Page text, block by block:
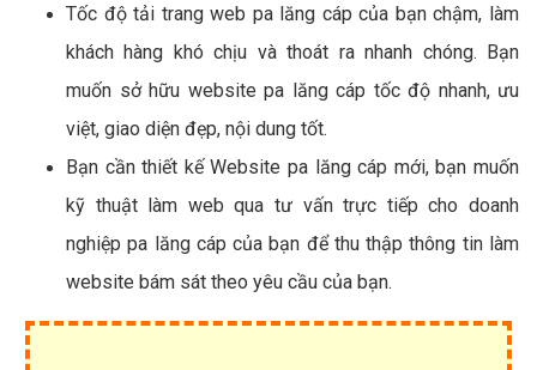
Tốc độ tải trang web pa lăng cáp của bạn chậm, làm
khách hàng khó chịu và thoát ra nhanh chóng. Bạn
muốn sở hữu website pa lăng cáp tốc độ nhanh, ưu
việt, giao diện đẹp, nội dung tốt.
Bạn cần thiết kế Website pa lăng cáp mới, bạn muốn
kỹ thuật làm web qua tư vấn trực tiếp cho doanh
nghiệp pa lăng cáp của bạn để thu thập thông tin làm
website bám sát theo yêu cầu của bạn.